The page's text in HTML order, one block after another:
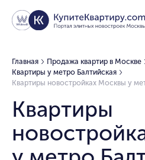
Главная Продажа квартир в Москве
Квартиры у метро Балтийская
Квартиры новостройках Москвы у
Квартиры